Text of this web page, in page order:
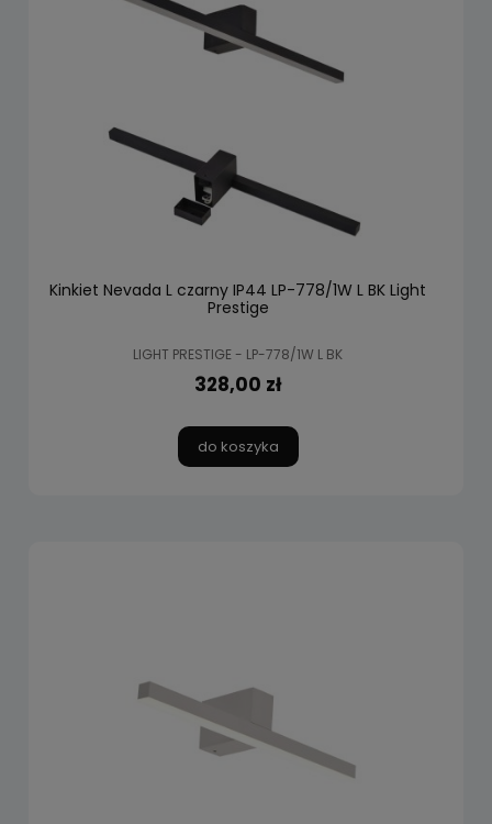
Kinkiet Nevada L czarny IP44 LP-778/1W L BK Light
Prestige
LIGHT PRESTIGE - LP-778/1W L BK
328,00 zł
do koszyka